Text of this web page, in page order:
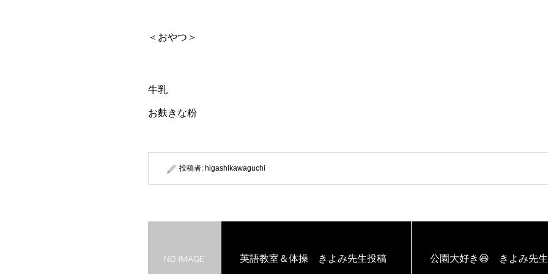
＜おやつ＞
牛乳
お麩きな粉
投稿者: higashikawaguchi
英語教室＆体操 きよみ先生投稿 公園大好き😆 きよみ先